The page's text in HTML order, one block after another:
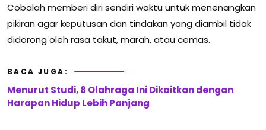
Cobalah memberi diri sendiri waktu untuk menenangkan
pikiran agar keputusan dan tindakan yang diambil tidak
didorong oleh rasa takut, marah, atau cemas.
BACA JUGA:
Menurut Studi, 8 Olahraga Ini Dikaitkan dengan
Harapan Hidup Lebih Panjang